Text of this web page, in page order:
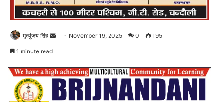
मृत्युंजय सिंह
Send November 19, 2025 0 195
1 minute read